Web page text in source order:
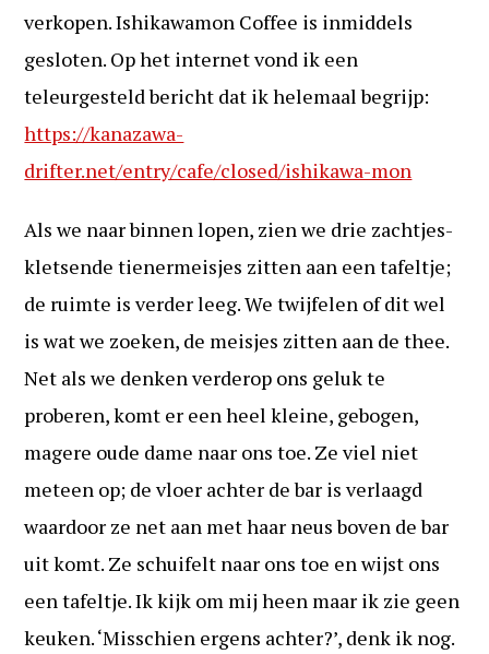
verkopen. Ishikawamon Coffee is inmiddels
gesloten. Op het internet vond ik een
teleurgesteld bericht dat ik helemaal begrijp:
https://kanazawa-
drifter.net/entry/cafe/closed/ishikawa-mon
Als we naar binnen lopen, zien we drie zachtjes-
kletsende tienermeisjes zitten aan een tafeltje;
de ruimte is verder leeg. We twijfelen of dit wel
is wat we zoeken, de meisjes zitten aan de thee.
Net als we denken verderop ons geluk te
proberen, komt er een heel kleine, gebogen,
magere oude dame naar ons toe. Ze viel niet
meteen op; de vloer achter de bar is verlaagd
waardoor ze net aan met haar neus boven de bar
uit komt. Ze schuifelt naar ons toe en wijst ons
een tafeltje. Ik kijk om mij heen maar ik zie geen
keuken. ‘Misschien ergens achter?’, denk ik nog.